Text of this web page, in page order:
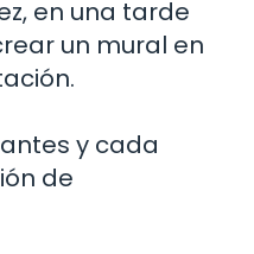
en una tarde
un mural en
y cada
de